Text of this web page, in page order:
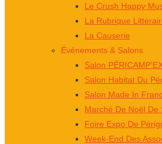
Le Crush Happy
La Rubrique
La Causerie
Événements & Salons
Salon
Salon Habitat Du
Salon Made In
Marché De Noël De
Foire Expo De
Week-End Des